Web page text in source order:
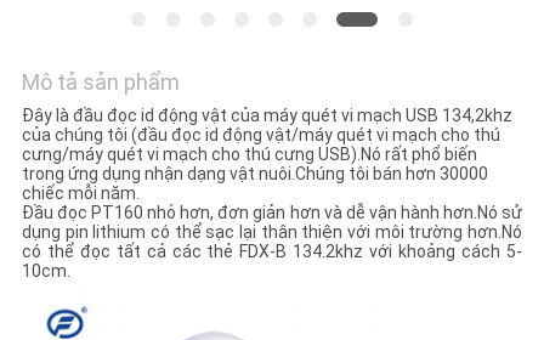
BÁO
GIÁ
SƠ
ĐỒ
TRANG
WEB
Mô tả sản phẩm
Đây là đầu đọc id động vật của máy quét vi mạch USB 134,2khz
của chúng tôi (đầu đọc id động vật/máy quét vi mạch cho thú
cưng/máy quét vi mạch cho thú cưng USB).Nó rất phổ biến
trong ứng dụng nhận dạng vật nuôi.Chúng tôi bán hơn 30000
chiếc mỗi năm.
Đầu đọc PT160 nhỏ hơn, đơn giản hơn và dễ vận hành hơn.Nó sử
dụng pin lithium có thể sạc lại thân thiện với môi trường hơn.Nó
có thể đọc tất cả các thẻ FDX-B 134.2khz với khoảng cách 5-
10cm.